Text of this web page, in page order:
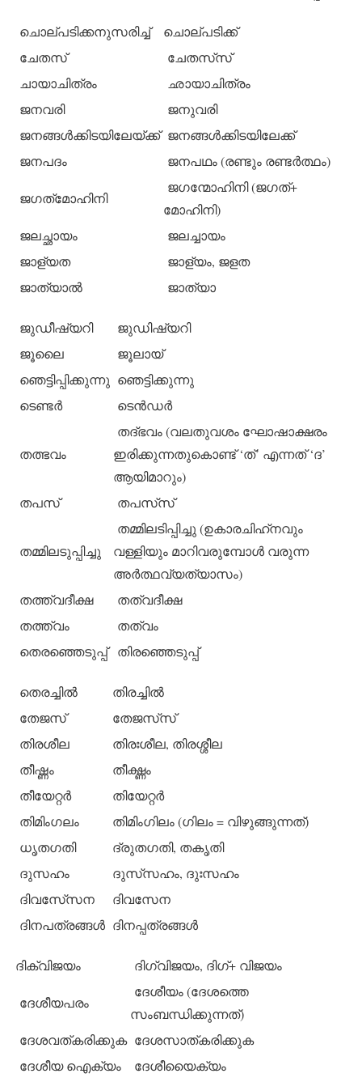
ചൊല്പടിക്കനുസരിച്ച്
ചൊല്പടിക്ക്
ചേതസ്
ചേതസ്‌സ്
ചായാചിത്രം
ഛായാചിത്രം
ജനവരി
ജനുവരി
ജനങ്ങള്‍ക്കിടയിലേയ്ക്ക് ജനങ്ങള്‍ക്കിടയിലേക്ക്
ജനപദം
ജനപഥം (രണ്ടും രണ്ടര്‍ത്ഥം)
ജഗത്‌മോഹിനി
ജഗന്മോഹിനി (ജഗത്+
മോഹിനി)
ജലച്ഛായം
ജലച്ചായം
ജാള്യത
ജാള്യം, ജളത
ജാത്യാല്‍
ജാത്യാ
ജുഡീഷ്യറി
ജുഡിഷ്യറി
ജൂലൈ
ജൂലായ്
ഞെട്ടിപ്പിക്കുന്നു ഞെട്ടിക്കുന്നു
ടെണ്ടര്‍
ടെന്‍ഡര്‍
തത്ഭവം
തദ്ഭവം (വലതുവശം ഘോഷാക്ഷരം
ഇരിക്കുന്നതുകൊണ്ട് ‘ത്’ എന്നത് ‘ദ’
ആയിമാറും)
തപസ്
തപസ്‌സ്
തമ്മിലടുപ്പിച്ചു
തമ്മിലടിപ്പിച്ചു (ഉകാരചിഹ്‌നവും
വള്ളിയും മാറിവരുമ്പോള്‍ വരുന്ന
അര്‍ത്ഥവ്യത്യാസം)
തത്ത്വദീക്ഷ
തത്വദീക്ഷ
തത്ത്വം
തത്വം
തെരഞ്ഞെടുപ്പ്
തിരഞ്ഞെടുപ്പ്
തെരച്ചില്‍
തിരച്ചില്‍
തേജസ്
തേജസ്‌സ്
തിരശീല
തിരഃശീല, തിരശ്ശീല
തീഷ്ണം
തീക്ഷ്ണം
തീയേറ്റര്‍
തിയേറ്റര്‍
തിമിംഗലം
തിമിംഗിലം (ഗിലം = വിഴുങ്ങുന്നത്)
ധൃതഗതി
ദ്രുതഗതി, തകൃതി
ദുസഹം
ദുസ്‌സഹം, ദുഃസഹം
ദിവസേ്‌സന
ദിവസേന
ദിനപത്രങ്ങള്‍ ദിനപ്പത്രങ്ങള്‍
ദിക്‌വിജയം ദിഗ്വിജയം, ദിഗ്+ വിജയം
ദേശീയപരം
ദേശീയം (ദേശത്തെ
സംബന്ധിക്കുന്നത്)
ദേശവത്കരിക്കുക ദേശസാത്കരിക്കുക
ദേശീയ ഐക്യം
ദേശീയൈക്യം